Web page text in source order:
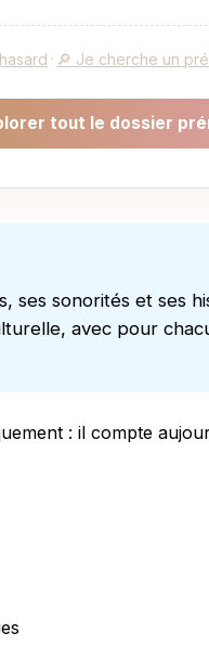
· 🔎 Je cherche un
tout le dossier
ses sonorités et ses
avec pour
: il compte